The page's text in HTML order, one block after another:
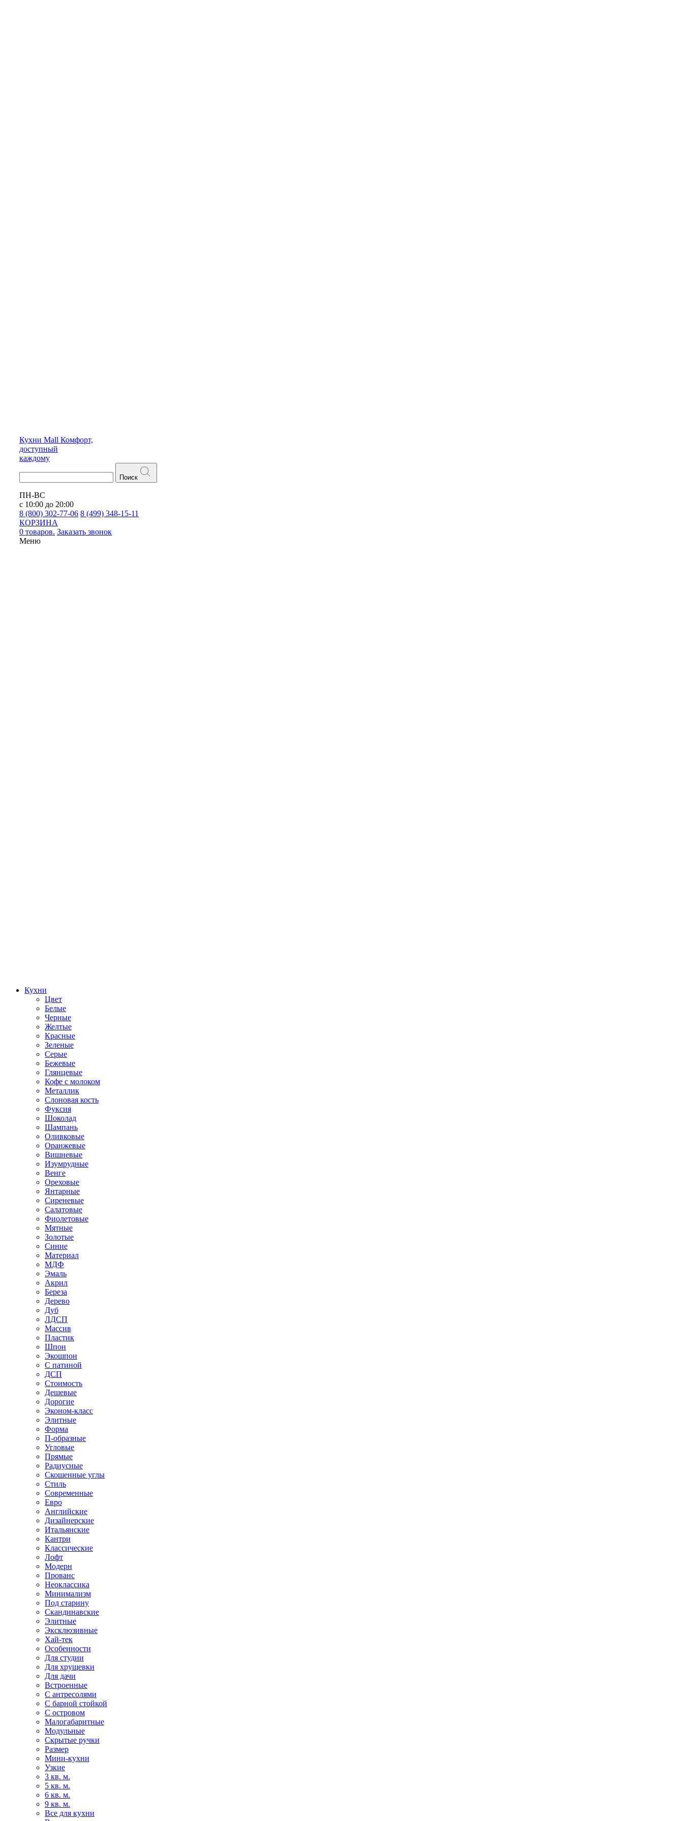
Кухни Mall Комфорт,
доступный
каждому
Поиск
ПН-ВС
с 10:00 до 20:00
8 (800) 302-77-06 8 (499) 348-15-11
КОРЗИНА
0 товаров. Заказать звонок
Меню
Кухни
Цвет
Белые
Черные
Желтые
Красные
Зеленые
Серые
Бежевые
Глянцевые
Кофе с молоком
Металлик
Слоновая кость
Фуксия
Шоколад
Шампань
Оливковые
Оранжевые
Вишневые
Изумрудные
Венге
Ореховые
Янтарные
Сиреневые
Салатовые
Фиолетовые
Мятные
Золотые
Синие
Материал
МДФ
Эмаль
Акрил
Береза
Дерево
Дуб
ЛДСП
Массив
Пластик
Шпон
Экошпон
С патиной
ДСП
Стоимость
Дешевые
Дорогие
Эконом-класс
Элитные
Форма
П-образные
Угловые
Прямые
Радиусные
Скошенные углы
Стиль
Современные
Евро
Английские
Дизайнерские
Итальянские
Кантри
Классические
Лофт
Модерн
Прованс
Неоклассика
Минимализм
Под старину
Скандинавские
Элитные
Эксклюзивные
Хай-тек
Особенности
Для студии
Для хрущевки
Для дачи
Встроенные
С антресолями
С барной стойкой
С островом
Малогабаритные
Модульные
Скрытые ручки
Размер
Мини-кухни
Узкие
3 кв. м.
5 кв. м.
6 кв. м.
9 кв. м.
Все для кухни